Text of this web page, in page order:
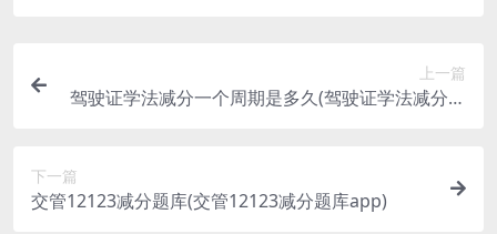
上一篇
驾驶证学法减分一个周期是多久(驾驶证学法减分神
下一篇
交管12123减分题库(交管12123减分题库app)